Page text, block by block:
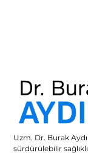
Uzm. Dr. Burak
sürdürülebilir